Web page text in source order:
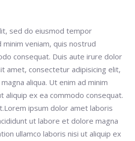
sed do eiusmod tempor
veniam, quis nostrud
consequat. Duis aute irure dolor
amet, consectetur adipisicing elit,
aliqua. Ut enim ad minim
aliquip ex ea commodo consequat.
ipsum dolor amet laboris
ut labore et dolore magna
ullamco laboris nisi ut aliquip ex